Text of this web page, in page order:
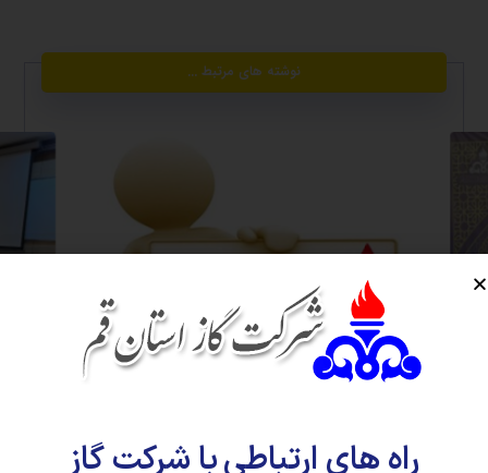
نوشته های مرتبط ...
تمدید مهلت ثبت نام مسابقات بهار در بهار
راه های ارتباطی با شرکت گاز